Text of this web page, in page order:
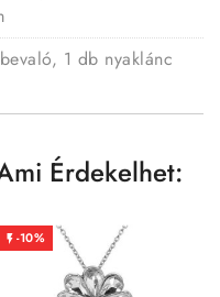
1 db nyaklánc
Érdekelhet:
 -10%